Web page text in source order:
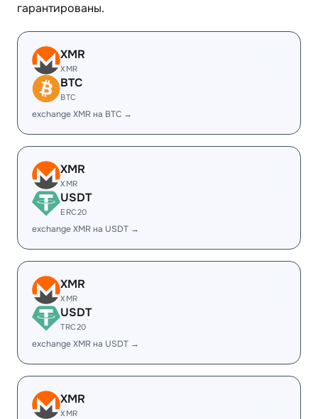
гарантированы.
XMR
XMR
BTC
BTC
exchange XMR на BTC →
XMR
XMR
USDT
ERC20
exchange XMR на USDT →
XMR
XMR
USDT
TRC20
exchange XMR на USDT →
XMR
XMR